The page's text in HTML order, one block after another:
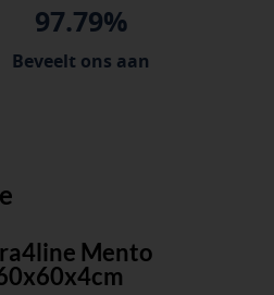
97.79%
Beveelt ons aan
Mento